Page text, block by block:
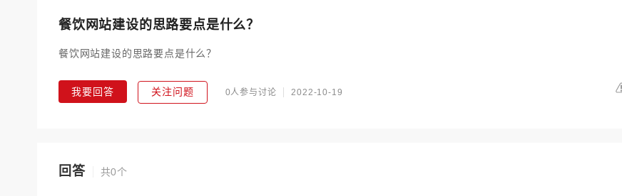
餐饮网站建设的思路要点是什么？
餐饮网站建设的思路要点是什么？
我要回答 关注问题 0人参与讨论 2022-10-19
回答 共0个